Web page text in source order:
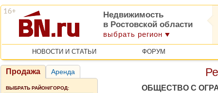
Недвижимость
в Ростовской области
выбрать регион
НОВОСТИ И СТАТЬИ ФОРУМ
Продажа Аренда
ВЫБРАТЬ РАЙОН/ГОРОД:
ОБЩЕСТВО С